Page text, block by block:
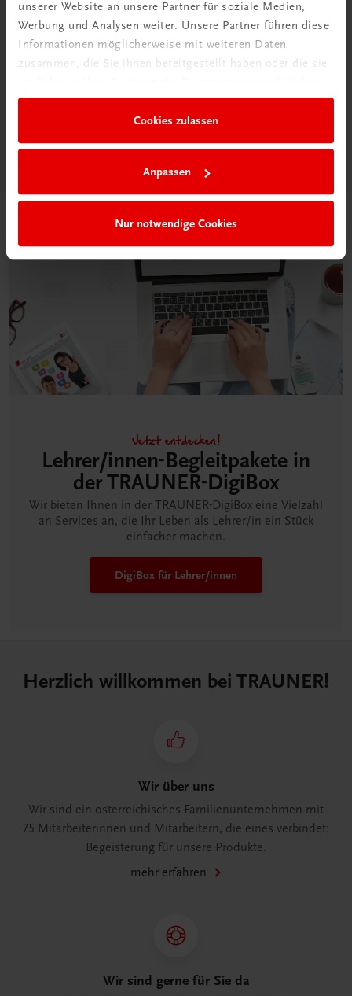
unserer Website an unsere Partner für soziale Medien,
Werbung und Analysen weiter. Unsere Partner führen diese
Informationen möglicherweise mit weiteren Daten
zusammen, die Sie ihnen bereitgestellt haben oder die sie
Cookies zulassen
Anpassen
Nur notwendige Cookies
Neu in der DigiBox
Klassenzimmer“
Jetzt entdecken!
Lehrer/innen-Begleitpakete in
der TRAUNER-DigiBox
Wir bieten Ihnen in der TRAUNER-DigiBox eine Vielzahl
an Services an, die Ihr Leben als Lehrer/in ein Stück
einfacher machen.
DigiBox für Lehrer/innen
Herzlich willkommen bei TRAUNER!
Wir über uns
Wir sind ein österreichisches Familienunternehmen mit
75 Mitarbeiterinnen und Mitarbeitern, die eines verbindet:
Begeisterung für unsere Produkte.
mehr erfahren
Wir sind gerne für Sie da